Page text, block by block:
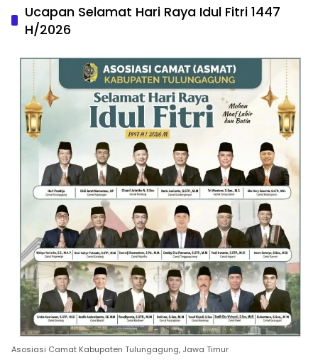
Ucapan Selamat Hari Raya Idul Fitri 1447
H/2026
Asosiasi Camat Kabupaten Tulungagung, Jawa Timur